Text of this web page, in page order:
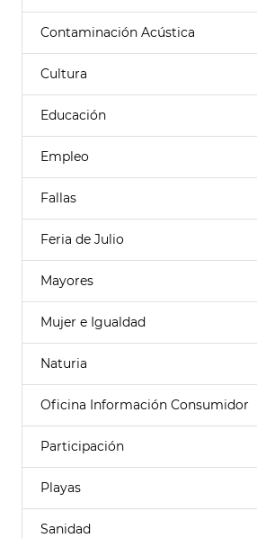
Contaminación Acústica
Cultura
Educación
Empleo
Fallas
Feria de Julio
Mayores
Mujer e Igualdad
Naturia
Oficina Información Consumidor
Participación
Playas
Sanidad